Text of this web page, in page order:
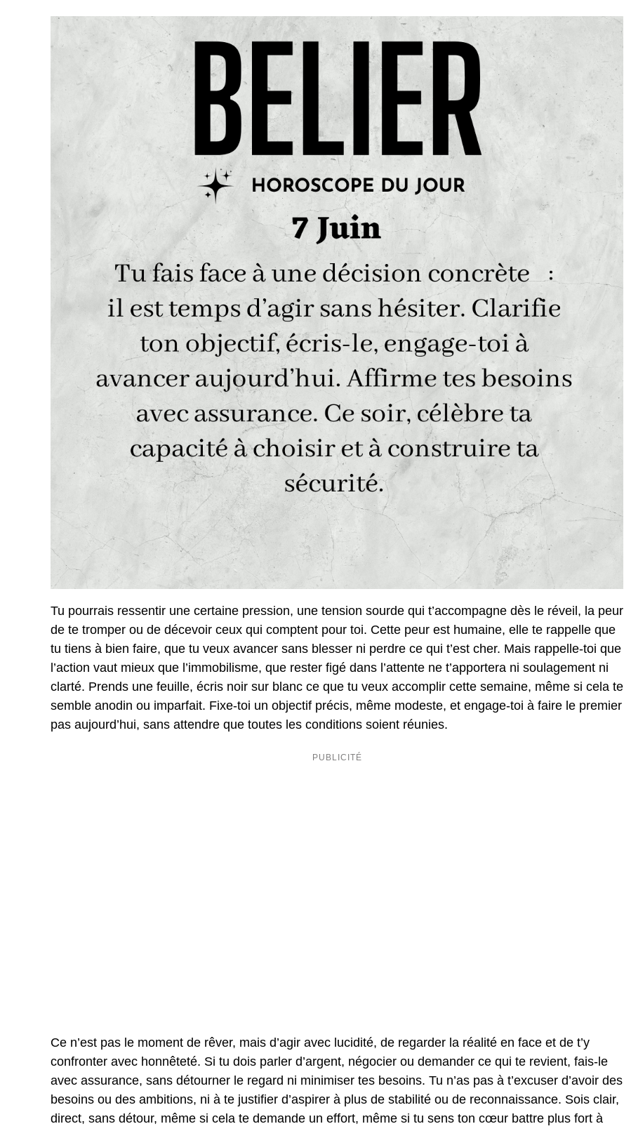
Tu pourrais ressentir une certaine pression, une tension sourde qui t’accompagne dès le réveil, la peur
de te tromper ou de décevoir ceux qui comptent pour toi. Cette peur est humaine, elle te rappelle que
tu tiens à bien faire, que tu veux avancer sans blesser ni perdre ce qui t’est cher. Mais rappelle-toi que
l’action vaut mieux que l’immobilisme, que rester figé dans l’attente ne t’apportera ni soulagement ni
clarté. Prends une feuille, écris noir sur blanc ce que tu veux accomplir cette semaine, même si cela te
semble anodin ou imparfait. Fixe-toi un objectif précis, même modeste, et engage-toi à faire le premier
pas aujourd’hui, sans attendre que toutes les conditions soient réunies.
Ce n’est pas le moment de rêver, mais d’agir avec lucidité, de regarder la réalité en face et de t’y
confronter avec honnêteté. Si tu dois parler d’argent, négocier ou demander ce qui te revient, fais-le
avec assurance, sans détourner le regard ni minimiser tes besoins. Tu n’as pas à t’excuser d’avoir des
besoins ou des ambitions, ni à te justifier d’aspirer à plus de stabilité ou de reconnaissance. Sois clair,
direct, sans détour, même si cela te demande un effort, même si tu sens ton cœur battre plus fort à